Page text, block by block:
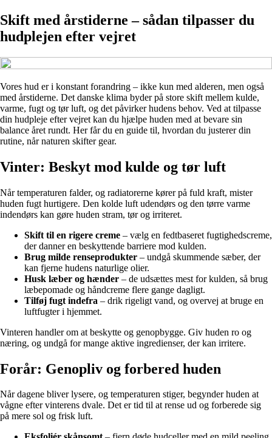
Skift med årstiderne – sådan tilpasser du
hudplejen efter vejret
Vores hud er i konstant forandring – ikke kun med alderen, men også
med årstiderne. Det danske klima byder på store skift mellem kulde,
varme, fugt og tør luft, og det påvirker hudens behov. Ved at tilpasse
din hudpleje efter vejret kan du hjælpe huden med at bevare sin
balance året rundt. Her får du en guide til, hvordan du justerer din
rutine, når naturen skifter gear.
Vinter: Beskyt mod kulde og tør luft
Når temperaturen falder, og radiatorerne kører på fuld kraft, mister
huden fugt hurtigere. Den kolde luft udendørs og den tørre varme
indendørs kan gøre huden stram, tør og irriteret.
Skift til en rigere creme – vælg en fedtbaseret fugtighedscreme,
der danner en beskyttende barriere mod kulden.
Brug milde renseprodukter – undgå skummende sæber, der
kan fjerne hudens naturlige olier.
Husk læber og hænder – de udsættes mest for kulden, så brug
læbepomade og håndcreme flere gange dagligt.
Tilføj fugt indefra – drik rigeligt vand, og overvej at bruge en
luftfugter i hjemmet.
Vinteren handler om at beskytte og genopbygge. Giv huden ro og
næring, og undgå for mange aktive ingredienser, der kan irritere.
Forår: Genopliv og forbered huden
Når dagene bliver lysere, og temperaturen stiger, begynder huden at
vågne efter vinterens dvale. Det er tid til at rense ud og forberede sig
på mere sol og frisk luft.